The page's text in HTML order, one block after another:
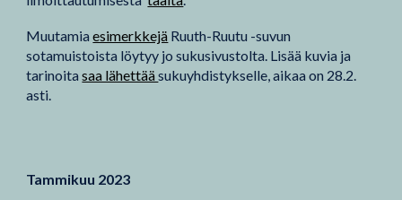
Muutamiaesimerkkejä Ruuth-Ruutu -suvun
sotamuistoista löytyy jo sukusivustolta. Lisää kuvia ja
tarinoitasaa lähettääsukuyhdistykselle, aikaa on 28.2.
asti.
Tammikuu 2023